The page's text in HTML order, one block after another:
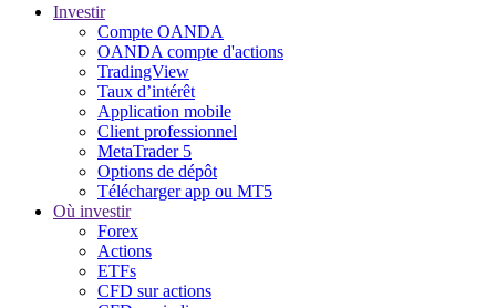
Investir
Compte OANDA
OANDA compte d'actions
TradingView
Taux d’intérêt
Application mobile
Client professionnel
MetaTrader 5
Options de dépôt
Télécharger app ou MT5
Où investir
Forex
Actions
ETFs
CFD sur actions